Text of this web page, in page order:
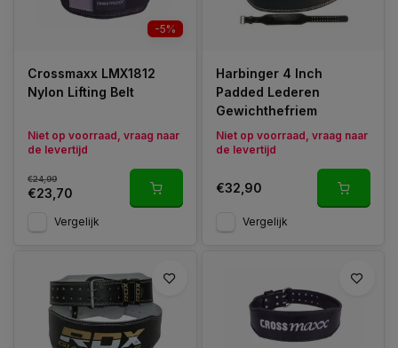
-5%
Crossmaxx LMX1812
Nylon Lifting Belt
Niet op voorraad, vraag naar
de levertijd
€24,99
€23,70
Vergelijk
Harbinger 4 Inch
Padded Lederen
Gewichthefriem
Niet op voorraad, vraag naar
de levertijd
€32,90
Vergelijk